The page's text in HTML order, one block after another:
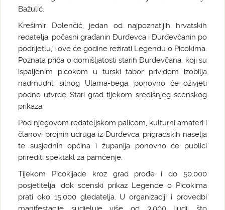
Bažulić.
Krešimir Dolenčić, jedan od najpoznatijih hrvatskih
redatelja, počasni građanin Đurđevca i Đurđevčanin po
podrijetlu, i ove će godine režirati Legendu o Picokima.
Poznata priča o domišljatosti starih Đurđevčana, koji su
ispaljenim picokom u turski tabor prividom izobilja
nadmudrili silnog Ulama-bega, ponovno će oživjeti
podno utvrde Stari grad tijekom središnjeg scenskog
prikaza.
Pod njegovom redateljskom palicom, kulturni amateri i
članovi brojnih udruga iz Đurđevca, prigradskih naselja
te susjednih općina i županija ponovno će publici
prirediti spektakl za pamćenje.
Tijekom Picokijade kroz grad prođe i do 50.000
posjetitelja, dok scenski prikaz Legende o Picokima
prati oko 15.000 gledatelja. U organizaciji i provedbi